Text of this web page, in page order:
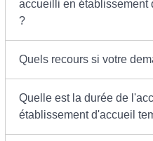
accueilli en établissement
?
Quels recours si votre
Quelle est la durée de
établissement d'accueil